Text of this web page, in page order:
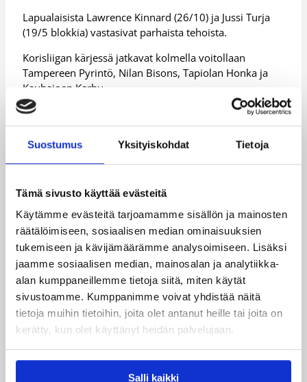
Suostumus Yksityiskohdat Tietoja
Tämä sivusto käyttää evästeitä
Käytämme evästeitä tarjoamamme sisällön ja mainosten
räätälöimiseen, sosiaalisen median ominaisuuksien
tukemiseen ja kävijämäärämme analysoimiseen. Lisäksi
jaamme sosiaalisen median, mainosalan ja analytiikka-
alan kumppaneillemme tietoja siitä, miten käytät
sivustoamme. Kumppanimme voivat yhdistää näitä
tietoja muihin tietoihin, joita olet antanut heille tai joita on
kerätty, kun olet käyttänyt heidän palvelujaan.
Salli kaikki
Lapualaisista Lawrence Kinnard (26/10) ja Jussi Turja
(19/5 blokkia) vastasivat parhaista tehoista.
Korisliigan kärjessä jatkavat kolmella voitollaan
Tampereen Pyrintö, Nilan Bisons, Tapiolan Honka ja
Kauhajoen Karhu.
Voitottomina tyvipäässä jatkavat vastaavasti Namika
Lahti, Lapuan Korikobrat, Namika Lappeenranta sekä
yhden ottelun vähemmän pelannut Kouvolan Kouvot.
Lisätietoja:Korisliiga
Päivitetty 12.10.2013
Henkilöt
Andre Williamson
Antwine Williams
Ari Tammivaara
Ei Ole